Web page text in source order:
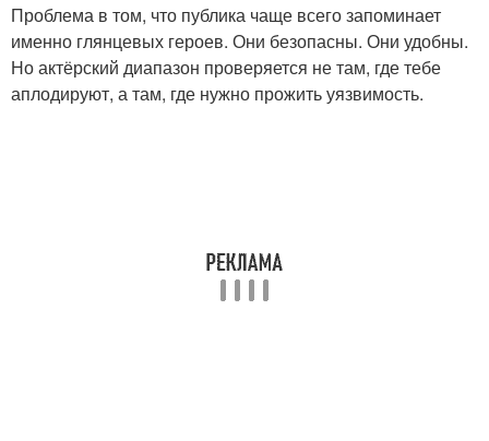
Проблема в том, что публика чаще всего запоминает
именно глянцевых героев. Они безопасны. Они удобны.
Но актёрский диапазон проверяется не там, где тебе
аплодируют, а там, где нужно прожить уязвимость.